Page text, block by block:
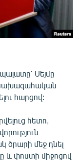
Սեյմը
նախագահական
հարցով:
հետո,
ծրարի մեջ դնել
և փոստի միջոցով